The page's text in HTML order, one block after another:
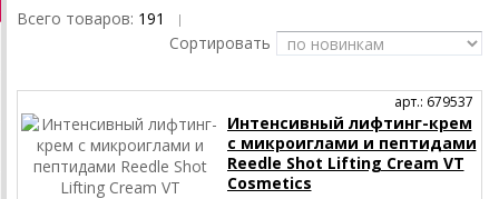
Всего товаров: 191 |
Сортировать
арт.: 679537
Интенсивный лифтинг-крем
с микроиглами и пептидами
Reedle Shot Lifting Cream VT
Cosmetics